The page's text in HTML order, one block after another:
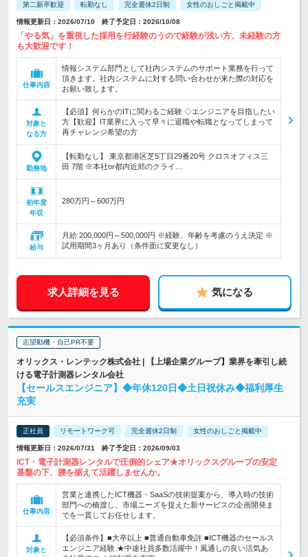
第二新卒歓迎 転勤なし 完全週休2日制 女性のおしごと掲載中
情報更新日：2026/07/10 終了予定日：2026/10/08
「やる気」を重視した採用を行経験のうので経験が浅い方、未経験の方
も大歓迎です！
仕事内容
情報システム部門として社内システムのサポート業務を行って
頂きます。社内システムに対する問い合わせが来た際の対応を
お願い致します。
対象と
なる方
【必須】何らかのITに関わるご経験 ◇エンジニアを目指したい
方【歓迎】IT業界に入って早々に退職や転職となってしまって
再チャレンジ希望の方
勤務地
【転勤なし】 東京都港区芝5丁目29番20号 クロスオフィス三
田 7階 ※本社or都内近郊のクライ…
初年度
年収
280万円～600万円
給与
月給 200,000円～500,000円 ※経験、年齢を考慮のうえ決定 ※
試用期間3ヶ月あり（条件面に変更なし）
求人詳細を見る 気になる
志望動機・自己PR不要
オリックス・レンテック株式会社 | 【上場企業グループ】業界を牽引し続
ける電子計測器レンタル会社
【セールスエンジニア】◆年休120日◆土日祝休み◆福利厚生
充実
正社員 リモートワーク可 完全週休2日制 女性のおしごと掲載中
情報更新日：2026/07/31 終了予定日：2026/09/03
ICT・電子計測器レンタルで圧倒的シェア★オリックスグループの安定
基盤の下、腰を据えて活躍しませんか。
仕事内容
営業と連携したICT機器・SaaSの技術提案から、導入時の技術
部門への橋渡し、市場ニーズを捉えた新サービスの企画開発ま
でを一貫してお任せします。
対象と
【必須条件】■大卒以上 ■普通自動車免許 ■ICT機器のセールス
エンジニア経験 ★中途社員多数活躍中！風通しの良い活気あ